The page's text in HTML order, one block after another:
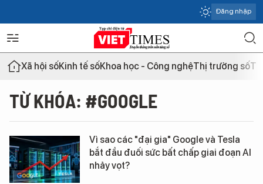
Đăng nhập
Xã hội sốKinh tế sốKhoa học - Công nghệThị trường số
TỪ KHÓA: #GOOGLE
Vì sao các "đại gia" Google và Tesla
bắt đầu đuối sức bất chấp giai đoạn AI
nhảy vọt?